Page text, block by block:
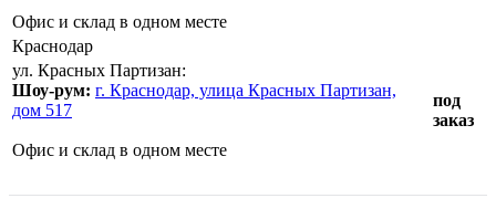
Офис и склад в одном месте
Краснодар
ул. Красных Партизан:
Шоу-рум: г. Краснодар, улица Красных Партизан,
дом 517
Офис и склад в одном месте
под
заказ